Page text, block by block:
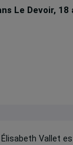
Le Devoir, 18
| Élisabeth Vallet